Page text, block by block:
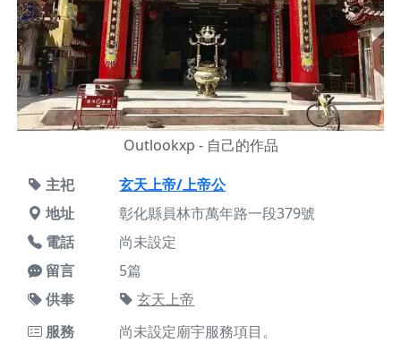
Outlookxp - 自己的作品
主祀
玄天上帝/上帝公
地址
彰化縣員林市萬年路一段379號
電話
尚未設定
留言
5篇
供奉
玄天上帝
服務
尚未設定廟宇服務項目。